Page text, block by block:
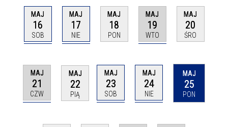
MAJ
16
SOB
MAJ
17
NIE
MAJ
18
PON
MAJ
19
WTO
MAJ
20
ŚRO
MAJ
21
CZW
MAJ
22
PIĄ
MAJ
23
SOB
MAJ
24
NIE
MAJ
25
PON